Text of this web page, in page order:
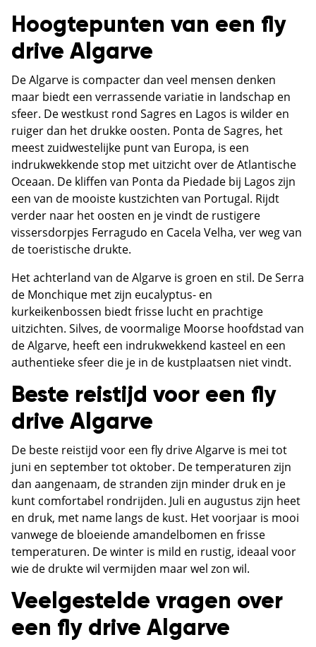
Hoogtepunten van een fly
drive Algarve
De Algarve is compacter dan veel mensen denken
maar biedt een verrassende variatie in landschap en
sfeer. De westkust rond Sagres en Lagos is wilder en
ruiger dan het drukke oosten. Ponta de Sagres, het
meest zuidwestelijke punt van Europa, is een
indrukwekkende stop met uitzicht over de Atlantische
Oceaan. De kliffen van Ponta da Piedade bij Lagos zijn
een van de mooiste kustzichten van Portugal. Rijdt
verder naar het oosten en je vindt de rustigere
vissersdorpjes Ferragudo en Cacela Velha, ver weg van
de toeristische drukte.
Het achterland van de Algarve is groen en stil. De Serra
de Monchique met zijn eucalyptus- en
kurkeikenbossen biedt frisse lucht en prachtige
uitzichten. Silves, de voormalige Moorse hoofdstad van
de Algarve, heeft een indrukwekkend kasteel en een
authentieke sfeer die je in de kustplaatsen niet vindt.
Beste reistijd voor een fly
drive Algarve
De beste reistijd voor een fly drive Algarve is mei tot
juni en september tot oktober. De temperaturen zijn
dan aangenaam, de stranden zijn minder druk en je
kunt comfortabel rondrijden. Juli en augustus zijn heet
en druk, met name langs de kust. Het voorjaar is mooi
vanwege de bloeiende amandelbomen en frisse
temperaturen. De winter is mild en rustig, ideaal voor
wie de drukte wil vermijden maar wel zon wil.
Veelgestelde vragen over
een fly drive Algarve